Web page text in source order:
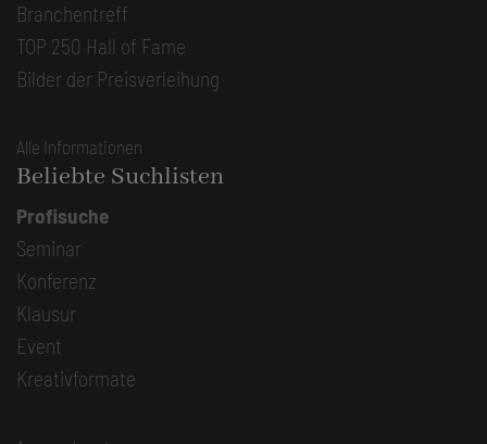
Branchentreff
TOP 250 Hall of Fame
Bilder der Preisverleihung
Alle Informationen
Beliebte Suchlisten
Profisuche
Seminar
Konferenz
Klausur
Event
Kreativformate